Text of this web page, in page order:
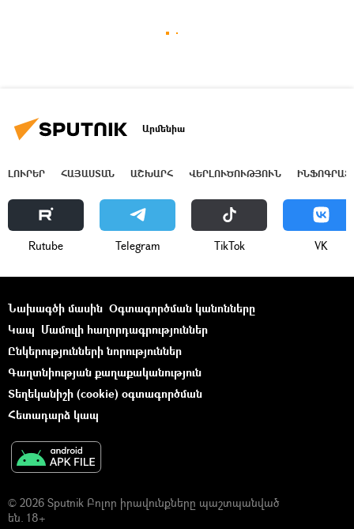
Արմենիա
ԼՈՒՐԵՐ ՀԱՅԱՍՏԱՆ ԱՇԽԱՐՀ ՎԵՐԼՈՒԾՈՒԹՅՈՒՆ
Rutube Telegram ТikТоk VK
Նախագծի մասին Օգտագործման կանոնները
Կապ Մամուլի հաղորդագրություններ
Ընկերությունների նորություններ
Գաղտնիության քաղաքականություն
Տեղեկանիշի (cookie) օգտագործման
Հետադարձ կապ
© 2026 Sputnik Բոլոր իրավունքները պաշտպանված
են. 18+